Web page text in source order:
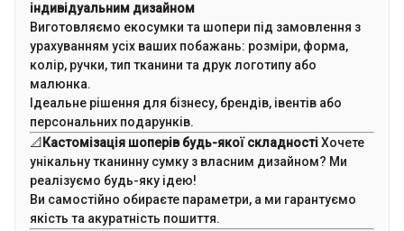
індивідуальним дизайном
Виготовляємо екосумки та шопери під замовлення з
урахуванням усіх ваших побажань: розміри, форма,
колір, ручки, тип тканини та друк логотипу або
малюнка.
Ідеальне рішення для бізнесу, брендів, івентів або
персональних подарунків.
📐 Кастомізація шоперів будь-якої складностіХочете
унікальну тканинну сумку з власним дизайном? Ми
реалізуємо будь-яку ідею!
Ви самостійно обираєте параметри, а ми гарантуємо
якість та акуратність пошиття.